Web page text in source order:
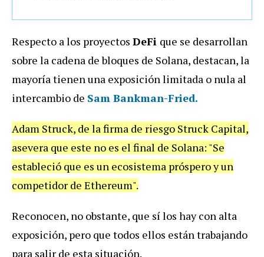
Respecto a los proyectos DeFi que se desarrollan
sobre la cadena de bloques de Solana, destacan, la
mayoría tienen una exposición limitada o nula al
intercambio de Sam Bankman-Fried.
Adam Struck, de la firma de riesgo Struck Capital,
asevera que este no es el final de Solana: "Se
estableció que es un ecosistema próspero y un
competidor de Ethereum".
Reconocen, no obstante, que sí los hay con alta
exposición, pero que todos ellos están trabajando
para salir de esta situación.